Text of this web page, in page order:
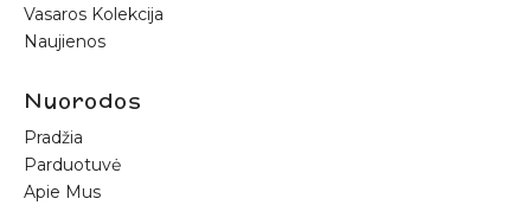
Vasaros Kolekcija
Naujienos
Nuorodos
Pradžia
Parduotuvė
Apie Mus